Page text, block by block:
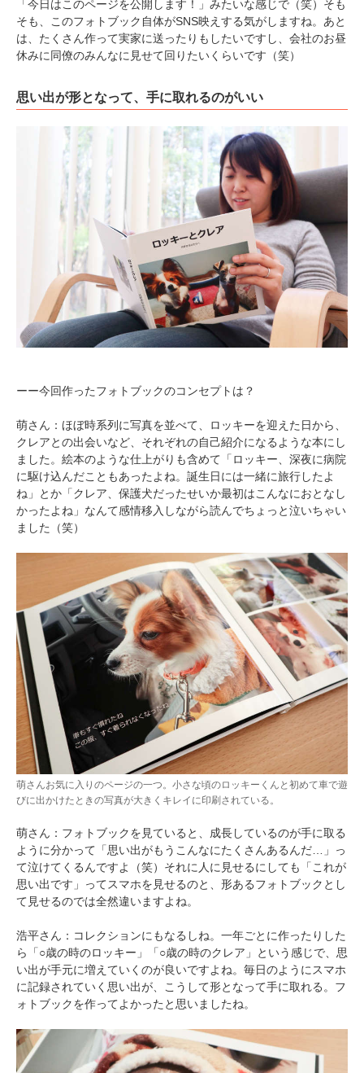
「今日はこのページを公開します！」みたいな感じで（笑）そも
そも、このフォトブック自体がSNS映えする気がしますね。あと
は、たくさん作って実家に送ったりもしたいですし、会社のお昼
休みに同僚のみんなに見せて回りたいくらいです（笑）
思い出が形となって、手に取れるのがいい
ーー今回作ったフォトブックのコンセプトは？
萌さん：ほぼ時系列に写真を並べて、ロッキーを迎えた日から、
クレアとの出会いなど、それぞれの自己紹介になるような本にし
ました。絵本のような仕上がりも含めて「ロッキー、深夜に病院
に駆け込んだこともあったよね。誕生日には一緒に旅行したよ
ね」とか「クレア、保護犬だったせいか最初はこんなにおとなし
かったよね」なんて感情移入しながら読んでちょっと泣いちゃい
ました（笑）
萌さんお気に入りのページの一つ。小さな頃のロッキーくんと初めて車で遊
びに出かけたときの写真が大きくキレイに印刷されている。
萌さん：フォトブックを見ていると、成長しているのが手に取る
ように分かって「思い出がもうこんなにたくさんあるんだ…」っ
て泣けてくるんですよ（笑）それに人に見せるにしても「これが
思い出です」ってスマホを見せるのと、形あるフォトブックとし
て見せるのでは全然違いますよね。
浩平さん：コレクションにもなるしね。一年ごとに作ったりした
ら「○歳の時のロッキー」「○歳の時のクレア」という感じで、思
い出が手元に増えていくのが良いですよね。毎日のようにスマホ
に記録されていく思い出が、こうして形となって手に取れる。フ
ォトブックを作ってよかったと思いましたね。